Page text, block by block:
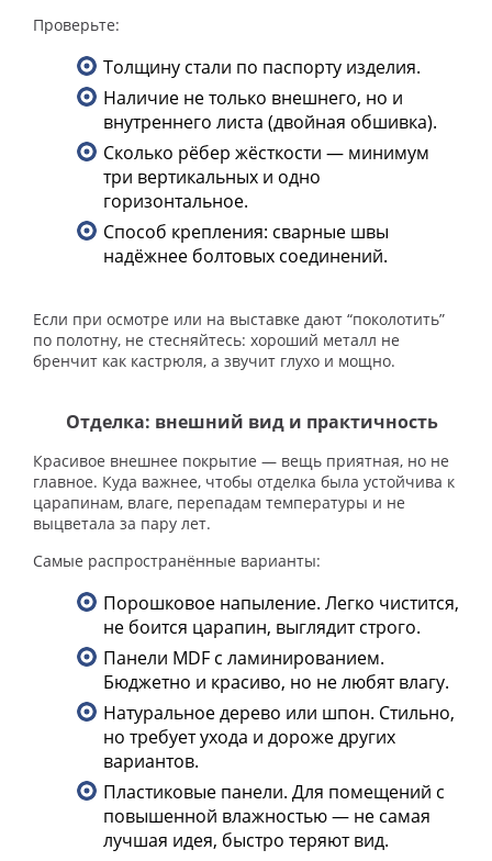
Проверьте:
Толщину стали по паспорту изделия.
Наличие не только внешнего, но и
внутреннего листа (двойная обшивка).
Сколько рёбер жёсткости — минимум
три вертикальных и одно
горизонтальное.
Способ крепления: сварные швы
надёжнее болтовых соединений.
Если при осмотре или на выставке дают “поколотить”
по полотну, не стесняйтесь: хороший металл не
бренчит как кастрюля, а звучит глухо и мощно.
Отделка: внешний вид и практичность
Красивое внешнее покрытие — вещь приятная, но не
главное. Куда важнее, чтобы отделка была устойчива к
царапинам, влаге, перепадам температуры и не
выцветала за пару лет.
Самые распространённые варианты:
Порошковое напыление. Легко чистится,
не боится царапин, выглядит строго.
Панели MDF с ламинированием.
Бюджетно и красиво, но не любят влагу.
Натуральное дерево или шпон. Стильно,
но требует ухода и дороже других
вариантов.
Пластиковые панели. Для помещений с
повышенной влажностью — не самая
лучшая идея, быстро теряют вид.